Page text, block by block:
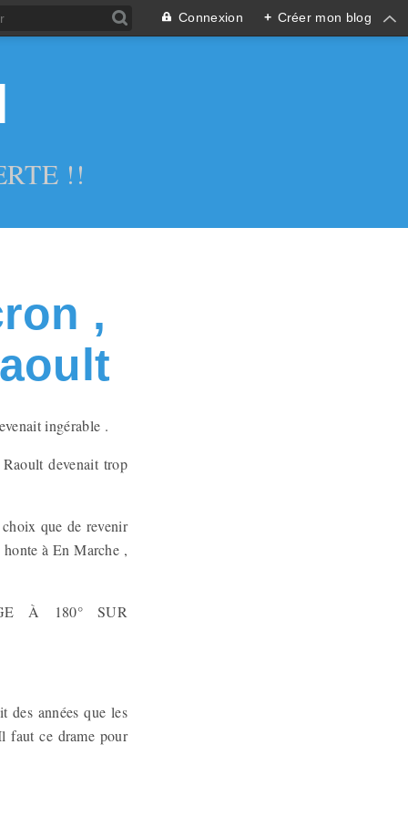
Connexion + Créer mon blog
!!
,
ingérable .
devenait trop
que de revenir
à En Marche ,
À 180° SUR
années que les
faut ce drame pour